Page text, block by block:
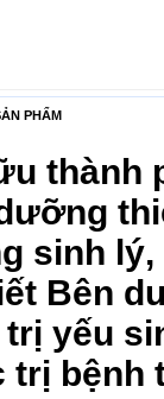
PHẨM
thành
sinh lý,
Bên
yếu
trị bệnh